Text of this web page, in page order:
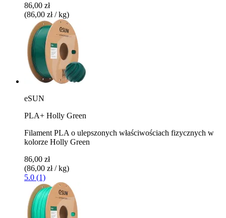
86,00 zł
(86,00 zł / kg)
eSUN
PLA+ Holly Green
Filament PLA o ulepszonych właściwościach fizycznych w
kolorze Holly Green
86,00 zł
(86,00 zł / kg)
5.0 (1)